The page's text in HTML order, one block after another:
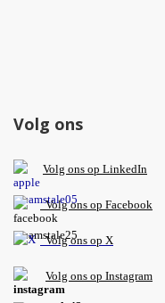
Volg ons
Volg ons op LinkedIn
Volg ons op Facebook
Volg ons op X
Volg ons op Instagram